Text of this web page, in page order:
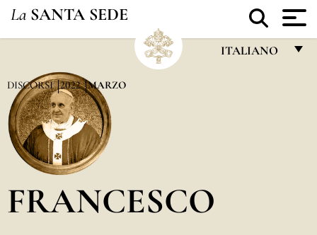
La SANTA SEDE
ITALIANO
DISCORSI 2022 MARZO
FRANCESCO